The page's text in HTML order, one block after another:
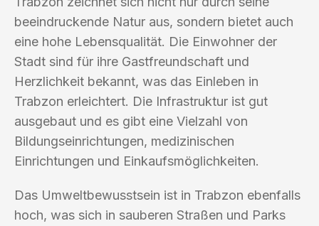
beeindruckende Natur aus, sondern bietet auch
eine hohe Lebensqualität. Die Einwohner der
Stadt sind für ihre Gastfreundschaft und
Herzlichkeit bekannt, was das Einleben in
Trabzon erleichtert. Die Infrastruktur ist gut
ausgebaut und es gibt eine Vielzahl von
Bildungseinrichtungen, medizinischen
Einrichtungen und Einkaufsmöglichkeiten.
Das Umweltbewusstsein ist in Trabzon ebenfalls
hoch, was sich in sauberen Straßen und Parks